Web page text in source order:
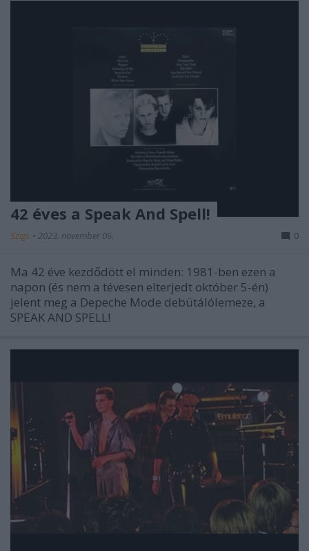
42 éves a Speak And Spell!
Szigi. • 2023. november 06. 0
Ma 42 éve kezdődött el minden: 1981-ben ezen a
napon (és nem a tévesen elterjedt október 5-én)
jelent meg a Depeche Mode debütálólemeze, a
SPEAK AND SPELL!